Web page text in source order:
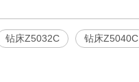
钻床Z5032C 钻床Z5040C